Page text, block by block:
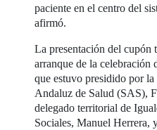
paciente en el centro del
afirmó.
La presentación del cupón
arranque de la celebración
que estuvo presidido por
Andaluz de Salud (SAS),
delegado territorial de
Sociales, Manuel Herrera,